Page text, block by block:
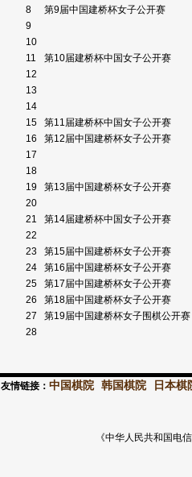
8
第9届中国建桥杯女子公开赛
9
10
11
第10届建桥杯中国女子公开赛
12
13
14
15
第11届建桥杯中国女子公开赛
16
第12届中国建桥杯女子公开赛
17
18
19
第13届中国建桥杯女子公开赛
20
21
第14届建桥杯中国女子公开赛
22
23
第15届中国建桥杯女子公开赛
24
第16届中国建桥杯女子公开赛
25
第17届中国建桥杯女子公开赛
26
第18届中国建桥杯女子公开赛
27
第19届中国建桥杯女子围棋公开赛
28
友情链接： 中国棋院 韩国棋院 日本棋
《中华人民共和国